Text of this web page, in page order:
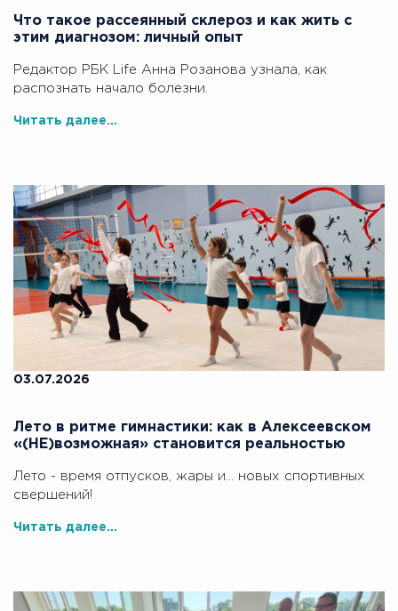
Что такое рассеянный склероз и как жить с
этим диагнозом: личный опыт
Редактор РБК Life Анна Розанова узнала, как
распознать начало болезни.
Читать далее...
03.07.2026
Лето в ритме гимнастики: как в Алексеевском
«(НЕ)возможная» становится реальностью
Лето - время отпусков, жары и… новых спортивных
свершений!
Читать далее...